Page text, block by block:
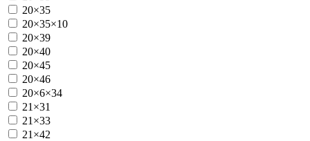
20×35
20×35×10
20×39
20×40
20×45
20×46
20×6×34
21×31
21×33
21×42